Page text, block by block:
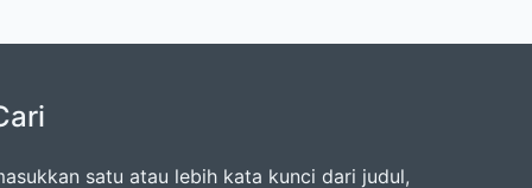
satu atau lebih kata kunci dari judul,